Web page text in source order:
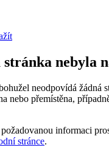
stránka nebyla
neodpovídá žádná
nebo přemístěna,
informaci
stránce.